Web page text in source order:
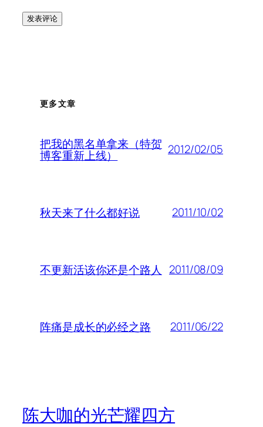
更多文章
把我的黑名单拿来（特贺
博客重新上线） 2012/02/05
秋天来了什么都好说 2011/10/02
不更新活该你还是个路人 2011/08/09
阵痛是成长的必经之路 2011/06/22
陈大咖的光芒耀四方